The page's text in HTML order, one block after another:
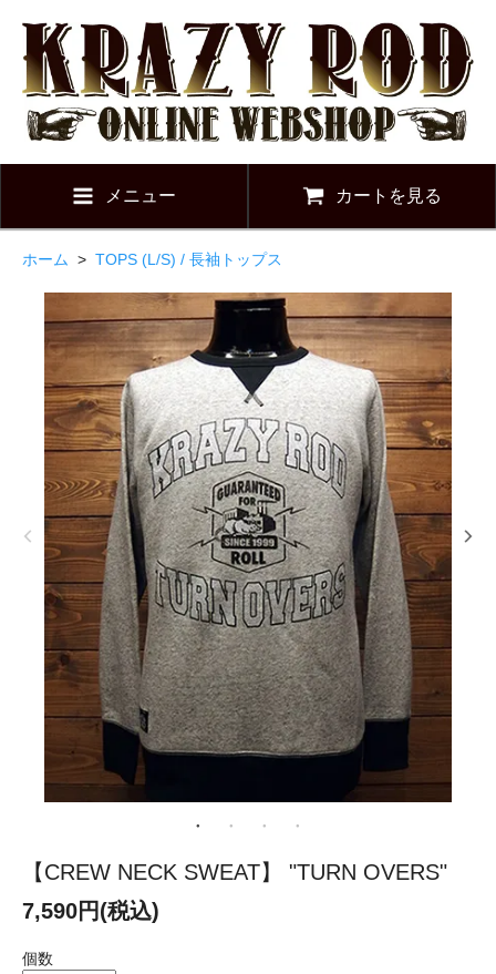
メニュー カートを見る
ホーム > TOPS (L/S) / 長袖トップス
【CREW NECK SWEAT】 "TURN OVERS"
7,590円(税込)
個数